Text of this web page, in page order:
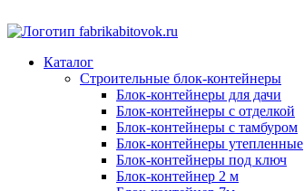
Каталог
Строительные блок-контейнеры
Блок-контейнеры для дачи
Блок-контейнеры с отделкой
Блок-контейнеры с тамбуром
Блок-контейнеры утепленные
Блок-контейнеры под ключ
Блок-контейнер 2 м